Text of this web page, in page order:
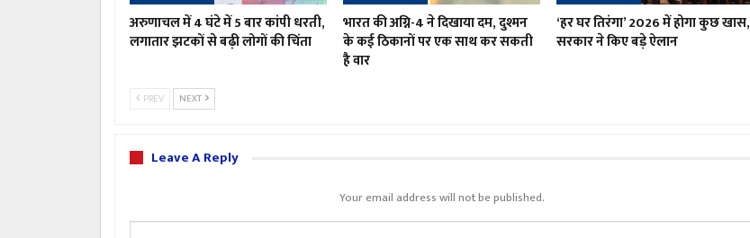
अरुणाचल में 4 घंटे में 5 बार कांपी धरती,
लगातार झटकों से बढ़ी लोगों की चिंता
भारत की अग्नि-4 ने दिखाया दम, दुश्मन
के कई ठिकानों पर एक साथ कर सकती
है वार
‘हर घर तिरंगा’ 2026 में होगा कुछ खास,
सरकार ने किए बड़े ऐलान
PREV NEXT
Leave A Reply
Your email address will not be published.